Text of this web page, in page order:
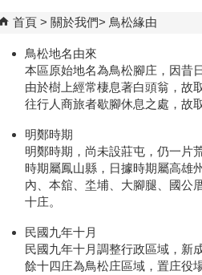
首頁 關於我們 鳥松緣由
鳥松地名由來
本區原始地名為鳥松腳庄，因昔
由於樹上經常棲息著白頭翁，故
往行人商旅者歇腳休息之處，故
明鄭時期
明鄭時期，尚未設莊屯，仍一片
時期屬鳳山縣，日據時期屬高雄
內、本舘、坔埔、大腳腿、國公
十庄。
民國九年十月
民國九年十月調整行政區域，新
餘十四庄為鳥松庄區域，置庄役